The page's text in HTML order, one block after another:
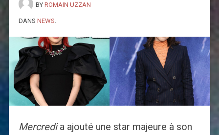
BY ROMAIN UZZAN
DANS NEWS
Mercredia ajouté une star majeure à son